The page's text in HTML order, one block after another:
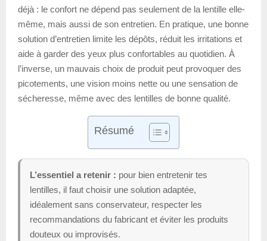
déjà : le confort ne dépend pas seulement de la lentille elle-
même, mais aussi de son entretien. En pratique, une bonne
solution d’entretien limite les dépôts, réduit les irritations et
aide à garder des yeux plus confortables au quotidien. À
l’inverse, un mauvais choix de produit peut provoquer des
picotements, une vision moins nette ou une sensation de
sécheresse, même avec des lentilles de bonne qualité.
Résumé
L’essentiel a retenir : pour bien entretenir tes
lentilles, il faut choisir une solution adaptée,
idéalement sans conservateur, respecter les
recommandations du fabricant et éviter les produits
douteux ou improvisés.